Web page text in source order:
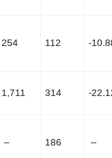
254 112 -
1,711 314 -
– 186 –